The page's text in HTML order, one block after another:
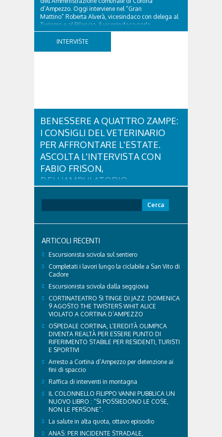
d’Ampezzo. Oggi interviene nel “Gran
Mattino” Roberta Alverà, vicesindaco con delega al
Turismo e al Bilancio. Il vicesindaco parla
dell'eredità delle Paralimpiadi Milano Cortina 2026,
di accessibilità e di come...
INTERVISTE
BENESSERE A QUATTRO ZAMPE:
I CONSIGLI DEL VETERINARIO
PER AFFRONTARE L'ESTATE.
ASCOLTA L'INTERVISTA CON
FABIO FRISON,
DELL'AMBULATORIO
anche i nostri amici a quattro zampe hanno bisogno
con il veterinario di Cortina, che ci ha illustrato i
principali accorgimenti per aiutare i cani ad
affrontare il caldo in sicurezza e benessere...
per:
ARTICOLI RECENTI
Escursionista scivola sul sentiero
Completati i lavori lungo la ciclabile a San Vito di
Cadore
Escursionista scivola dalla seggiovia
CORTINATEATRO SI TINGE DI JAZZ: DOMENICA
9 AGOSTO THE TWISTERS WHIT ALICE
VIOLATO A CORTINA D’AMPEZZO
OSPEDALE CORTINA, L’EREDITÀ OLIMPICA
DIVENTA REALTÀ PER ESSERE PUNTO DI
RIFERIMENTO STABILE PER RESIDENTI, TURISTI
E SPORTIVI
Arresto a Cortina d’Ampezzo per detenzione ai
fini di spaccio
Raffica di interventi in montagna
IL COLONNELLO FILIPPO VANNI PUBBLICA UN
NUOVO LIBRO : “SI POSSIEDONO LE COSE,
NON LE PERSONE”.
La salute in alta quota, ottavo episodio
ANAS: PER INCIDENTE STRADALE,